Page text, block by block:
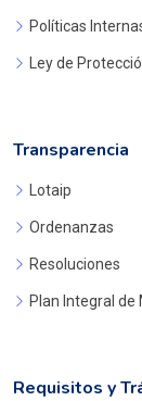
Políticas
Ley de
Transparencia
Lotaip
Ordenanzas
Resoluciones
Plan Integral de
Requisitos y